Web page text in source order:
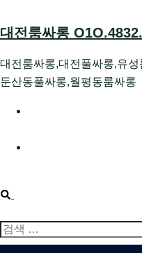
to
대전룸싸롱
대전룸싸롱,대전풀싸롱,유
둔산동풀싸롱,월평동룸싸롱
Search
검
색: